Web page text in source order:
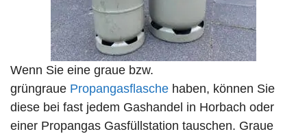
Wenn Sie eine graue bzw.
grüngraue Propangasflasche haben, können Sie
diese bei fast jedem Gashandel in Horbach oder
einer Propangas Gasfüllstation tauschen. Graue